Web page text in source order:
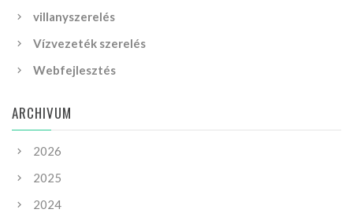
villanyszerelés
Vízvezeték szerelés
Webfejlesztés
ARCHIVUM
2026
2025
2024